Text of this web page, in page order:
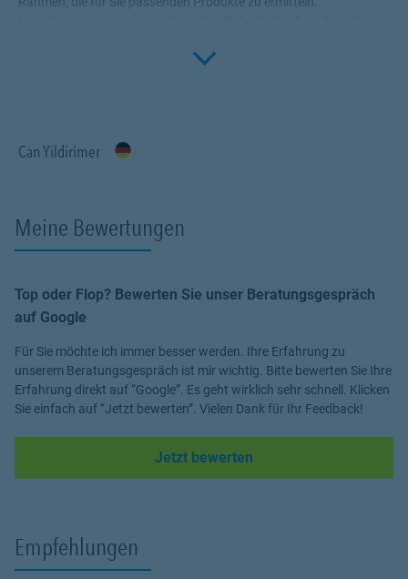
Fachwissen, meiner Begeisterung für alle Fragen rund um das
Click to
Can Yildirimer
Meine Bewertungen
Top oder Flop? Bewerten Sie unser Beratungsgespräch
auf Google
Für Sie möchte ich immer besser werden. Ihre Erfahrung zu
unserem Beratungsgespräch ist mir wichtig. Bitte bewerten Sie Ihre
Erfahrung direkt auf “Google”. Es geht wirklich sehr schnell. Klicken
Sie einfach auf “Jetzt bewerten”. Vielen Dank für Ihr Feedback!
Jetzt bewerten
Empfehlungen